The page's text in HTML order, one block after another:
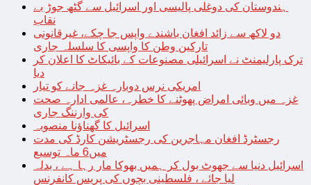
ہندوستان کی دوغلی پالیسی اور اسرائیل سے گٹھ جوڑ بے
نقاب
دو لاکھ سے زائد افغان باشندے واپس جا چکے، غیرقانونی
تارکین وطن کا واپسی کا سلسلہ جاری
ترک پارلیمنٹ نے اسرائیلی مصنوعات کے بائیکاٹ کا اعلان کر
دیا
امریکی نرس دوبارہ غزہ جانے کو تیار
غزہ میں وبائی امراض پھوٹنے کا خطرہ، عالمی ادارہ صحت
کی وارننگ جاری
اسرائیل کا گھناؤنا منصوبہ
رجسٹرڈ افغان مہاجرین کی رجسٹریشن کارڈ کی مدت
میں6 ماہ توسیع
اسرائیل دنیا سے جھوٹ بول کر ہمیں بھوکا مار رہا ہے ، بدلہ
لیا جائے ، فلسطینی بچوں کی پریس کانفرنس